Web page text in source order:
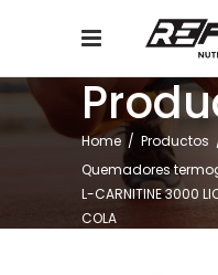
Home / Productos
Quemadores
L-CARNITINE 3000
COLA